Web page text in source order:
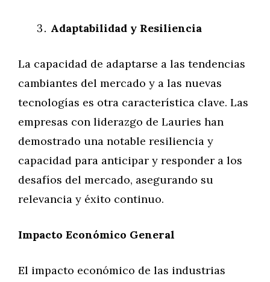
Adaptabilidad y Resiliencia
La capacidad de adaptarse a las tendencias
cambiantes del mercado y a las nuevas
tecnologías es otra característica clave. Las
empresas con liderazgo de Lauries han
demostrado una notable resiliencia y
capacidad para anticipar y responder a los
desafíos del mercado, asegurando su
relevancia y éxito continuo.
Impacto Económico General
El impacto económico de las industrias